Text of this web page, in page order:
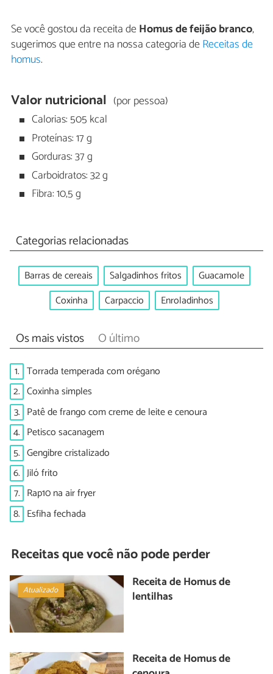
Se você gostou da receita deHomus de feijão branco,
sugerimos que entre na nossa categoria deReceitas de
homus.
Valor nutricional (por pessoa)
Calorias: 505 kcal
Proteínas: 17 g
Gorduras: 37 g
Carboidratos: 32 g
Fibra: 10,5 g
Categorias relacionadas
Barras de cereais Salgadinhos fritos
Guacamole
Coxinha
Carpaccio Enroladinhos
Os mais vistos O último
1. Torrada temperada com orégano
2. Coxinha simples
3. Patê de frango com creme de leite e cenoura
4. Petisco sacanagem
5. Gengibre cristalizado
6. Jiló frito
7. Rap10 na air fryer
8. Esfiha fechada
Receitas que você não pode perder
Atualizado
Receita de Homus de
lentilhas
Receita de Homus de